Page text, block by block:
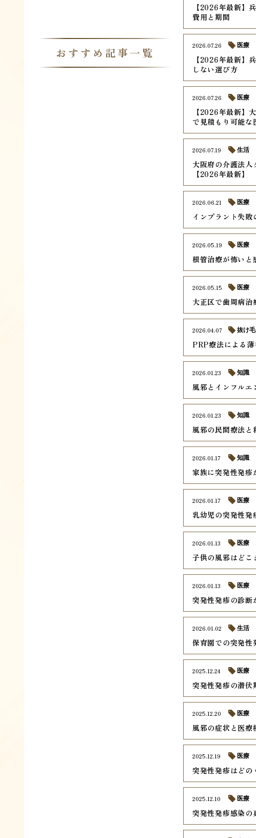
おすすめ記事一覧
【2026年最新】
費用と期間
【2026年最新】
しない選び方
2026.07.26 医療
【2026年最新】
で見積もり可能な
2026.07.26 医療
大阪府の介護法
【2026年最新】
2026.07.19 生活
インプラント失敗
2026.06.21 医療
根管治療が怖いと
2026.05.19 医療
大正区で歯周病治
2026.05.15 医療
PRP療法による
2026.04.07 抜け毛
風邪とインフルエ
2026.01.23 知識
風邪の民間療法と
2026.01.23 知識
家族に突発性発疹
2026.01.17 知識
乳幼児の突発性発
2026.01.17 医療
子供の風邪はどこ
2026.01.13 医療
突発性発疹の診断
2026.01.13 医療
保育園での突発性
2026.01.02 生活
突発性発疹の潜伏
2025.12.24 医療
風邪の症状と医療
2025.12.20 医療
突発性発疹はどの
2025.12.19 医療
突発性発疹感染の
2025.12.10 医療